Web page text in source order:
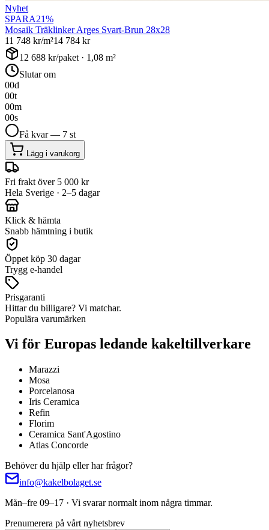
Nyhet
SPARA21%
Mosaik Träklinker Arges Svart-Brun 28x28
11 748 kr/m²14 784 kr
12 688 kr/paket · 1,08 m²
Slutar om
00d
00t
00m
00s
Få kvar — 7 st
Lägg i varukorg
Fri frakt över 5 000 kr
Hela Sverige · 2–5 dagar
Klick & hämta
Snabb hämtning i butik
Öppet köp 30 dagar
Trygg e-handel
Prisgaranti
Hittar du billigare? Vi matchar.
Populära varumärken
Vi för Europas ledande kakeltillverkare
Marazzi
Mosa
Porcelanosa
Iris Ceramica
Refin
Florim
Ceramica Sant'Agostino
Atlas Concorde
Behöver du hjälp eller har frågor?
info@kakelbolaget.se
Mån–fre 09–17 · Vi svarar normalt inom några timmar.
Prenumerera på vårt nyhetsbrev